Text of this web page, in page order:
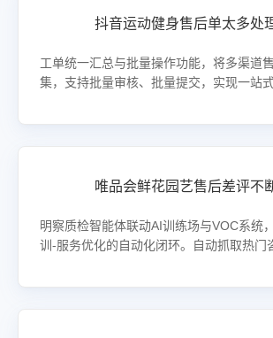
工单统一汇总与批量操作功能，将多渠道
集，支持批量审核、批量提交，实现一站
明察质检智能体联动AI训练场与VOC系统
训-服务优化的自动化闭环。自动抓取热门